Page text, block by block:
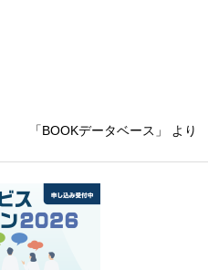
「BOOKデータベース」 より